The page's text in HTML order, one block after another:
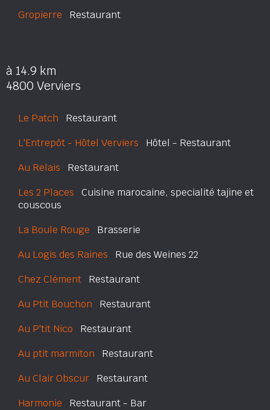
Gropierre Restaurant
à 14.9 km
4800 Verviers
Le Patch Restaurant
L'Entrepôt - Hôtel Verviers Hôtel - Restaurant
Au Relais Restaurant
Les 2 Places Cuisine marocaine, specialité tajine et
couscous
La Boule Rouge Brasserie
Au Logis des Raines Rue des Weines 22
Chez Clément Restaurant
Au Ptit Bouchon Restaurant
Au P'tit Nico Restaurant
Au ptit marmiton Restaurant
Au Clair Obscur Restaurant
Harmonie Restaurant - Bar